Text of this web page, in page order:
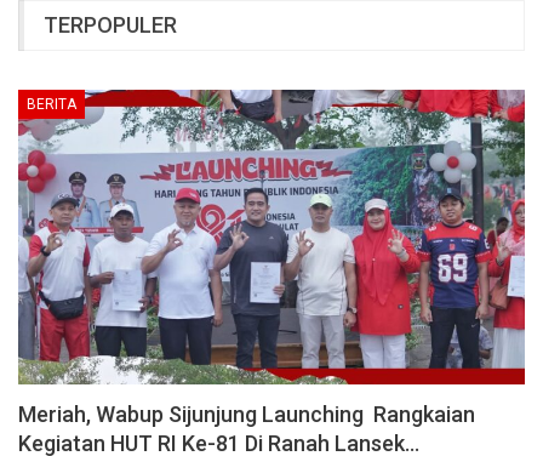
TERPOPULER
BERITA
Meriah, Wabup Sijunjung Launching Rangkaian
Kegiatan HUT RI Ke-81 Di Ranah Lansek…